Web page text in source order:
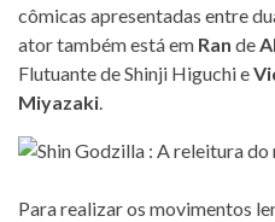
cômicas apresentadas entre
ator também está em Ran de
Flutuante de Shinji Higuchi e
Miyazaki.
Para realizar os movimentos